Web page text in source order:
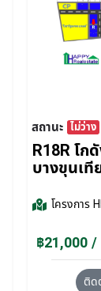
สถานะ ไม่ว่าง
R18R โก
บางขุนเที
โครงการ
฿21,000
ติด